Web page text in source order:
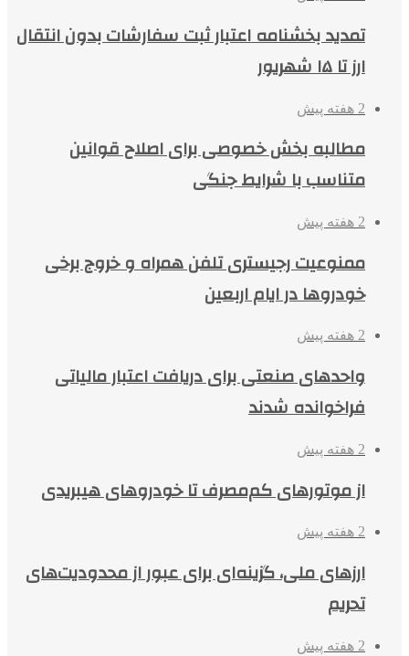
تمدید بخشنامه اعتبار ثبت سفارشات بدون انتقال
ارز تا ۱۵ شهریور
2 هفته پیش
مطالبه بخش خصوصی برای اصلاح قوانین
متناسب با شرایط جنگی
2 هفته پیش
ممنوعیت رجیستری تلفن همراه و خروج برخی
خودروها در ایام اربعین
2 هفته پیش
واحدهای صنعتی برای دریافت اعتبار مالیاتی
فراخوانده شدند
2 هفته پیش
از موتورهای کم‌مصرف تا خودروهای هیبریدی
2 هفته پیش
ارزهای ملی، گزینه‌ای برای عبور از محدودیت‌های
تحریم
2 هفته پیش